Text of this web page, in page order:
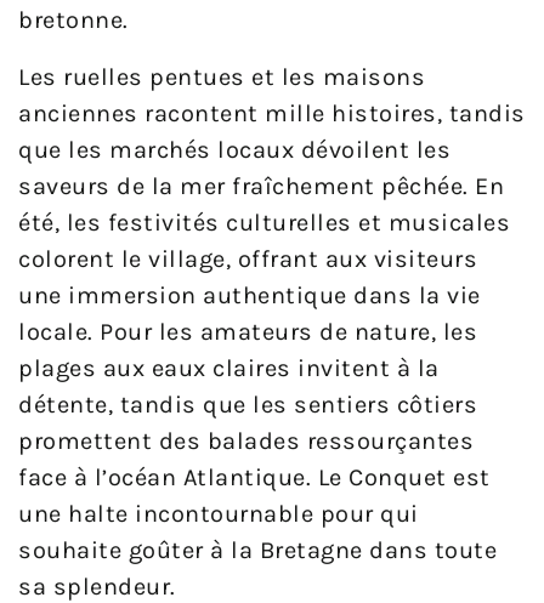
bretonne.
Les ruelles pentues et les maisons
anciennes racontent mille histoires, tandis
que les marchés locaux dévoilent les
saveurs de la mer fraîchement pêchée. En
été, les festivités culturelles et musicales
colorent le village, offrant aux visiteurs
une immersion authentique dans la vie
locale. Pour les amateurs de nature, les
plages aux eaux claires invitent à la
détente, tandis que les sentiers côtiers
promettent des balades ressourçantes
face à l’océan Atlantique. Le Conquet est
une halte incontournable pour qui
souhaite goûter à la Bretagne dans toute
sa splendeur.